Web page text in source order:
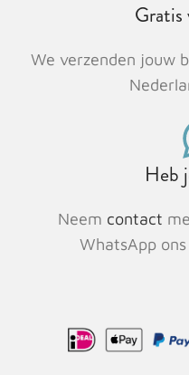
Gratis
We verzenden jouw
Heb
Neem contact
WhatsApp